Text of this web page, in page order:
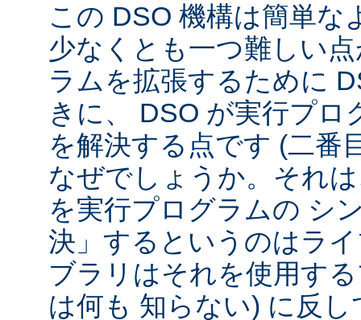
この DSO 機構は簡単な
少なくとも一つ難しい
ラムを拡張するために
きに、 DSO が実行プ
を解決する点です (二番
なぜでしょうか。それ
を実行プログラムの シ
決」するというのはラ
ブラリはそれを使用す
は何も 知らない) に反